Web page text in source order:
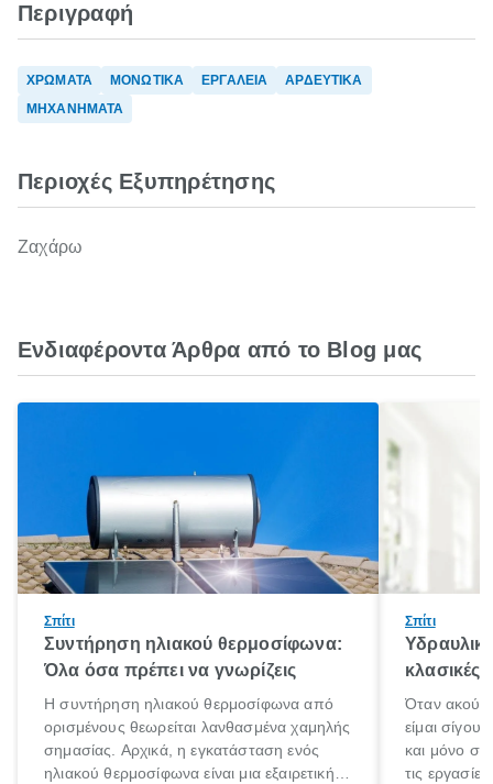
Περιγραφή
ΧΡΩΜΑΤΑ ΜΟΝΩΤΙΚΑ ΕΡΓΑΛΕΙΑ
ΑΡΔΕΥΤΙΚΑ
ΜΗΧΑΝΗΜΑΤΑ
Περιοχές Εξυπηρέτησης
Ζαχάρω
Ενδιαφέροντα Άρθρα από το Blog μας
Σπίτι
Συντήρηση ηλιακού θερμοσίφωνα:
Όλα όσα πρέπει να γνωρίζεις
H συντήρηση ηλιακού θερμοσίφωνα από
ορισμένους θεωρείται λανθασμένα χαμηλής
σημασίας. Αρχικά, η εγκατάσταση ενός
ηλιακού θερμοσίφωνα είναι μια εξαιρετική
Σπίτι
κλασικές
Όταν ακούς
είμαι
και μόνο
τις